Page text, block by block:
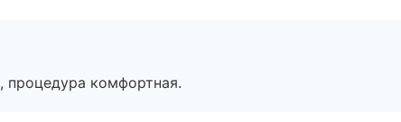
процедура комфортная.